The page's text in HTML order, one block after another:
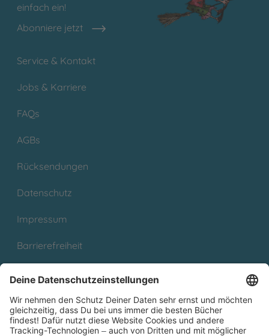
einfach ein!
Abonniere jetzt
Service & Kontakt
Jobs & Karriere
FAQs
AGBs
Rücksendungen
Datenschutz
Impressum
Barrierefreiheit
Partnerprogramm (Affiliate)